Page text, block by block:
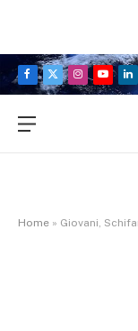
Facebook
X
Instagram
Home » Giovani, Schifani: